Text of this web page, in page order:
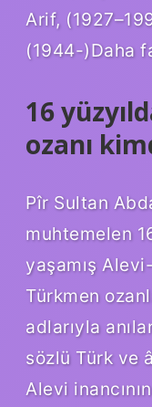
Arif,
(1944-)Daha
16
ozanı
Pîr Sultan
muhtemelen
yaşamış
Türkmen
adlarıyla
sözlü Türk ve
Alevi